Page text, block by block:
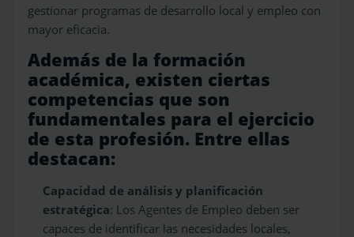
gestionar programas de desarrollo local y empleo con
mayor eficacia.
Además de la formación
académica, existen ciertas
competencias que son
fundamentales para el ejercicio
de esta profesión. Entre ellas
destacan:
Capacidad de análisis y planificación
estratégica: Los Agentes de Empleo deben ser
capaces de identificar las necesidades locales,